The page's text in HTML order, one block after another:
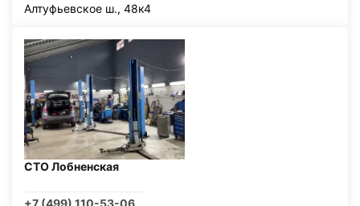
Алтуфьевское ш., 48к4
СТО Лобненская
+7 (499) 110-53-06